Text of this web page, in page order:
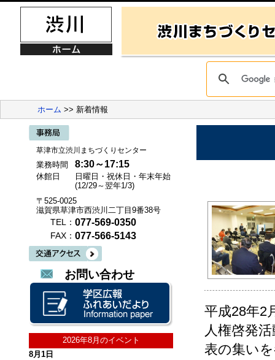
ホーム >> 新着情報
草津市立渋川まちづくりセンター
業務時間 8:30～17:15
休館日
日曜日・祝休日・年末年始
(12/29～翌年1/3)
〒525-0025
滋賀県草津市西渋川二丁目9番38号
TEL： 077-569-0350
FAX： 077-566-5143
お問い合わせ
2026年8月のイベント
8月1日
平成28年2
人権啓発
表の集い